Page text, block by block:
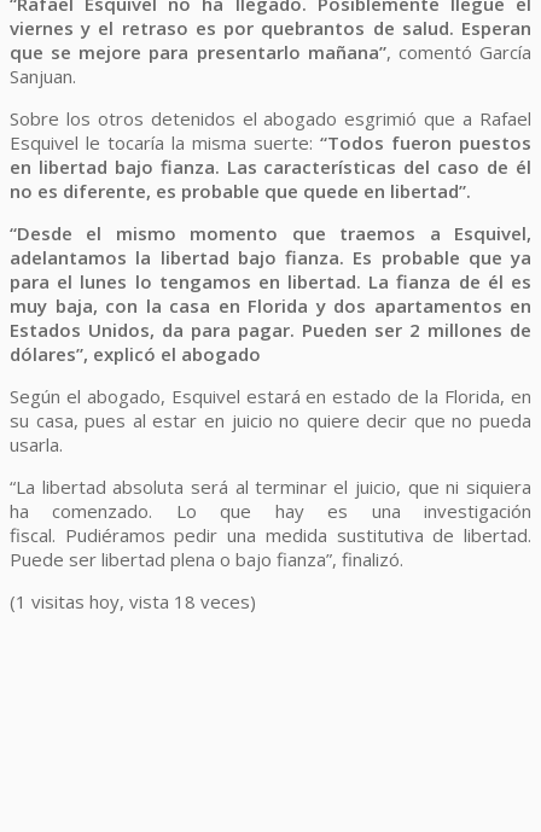
viernes y el retraso es por quebrantos de salud. Esperan
que se mejore para presentarlo mañana”, comentó García
Sanjuan.
Sobre los otros detenidos el abogado esgrimió que a Rafael
Esquivel le tocaría la misma suerte: “Todos fueron puestos
en libertad bajo fianza. Las características del caso de él
no es diferente, es probable que quede en libertad”.
“Desde el mismo momento que traemos a Esquivel,
adelantamos la libertad bajo fianza. Es probable que ya
para el lunes lo tengamos en libertad. La fianza de él es
muy baja, con la casa en Florida y dos apartamentos en
Estados Unidos, da para pagar. Pueden ser 2 millones de
dólares”, explicó el abogado
Según el abogado, Esquivel estará en estado de la Florida, en
su casa, pues al estar en juicio no quiere decir que no pueda
usarla.
“La libertad absoluta será al terminar el juicio, que ni siquiera
ha comenzado. Lo que hay es una investigación
fiscal. Pudiéramos pedir una medida sustitutiva de libertad.
Puede ser libertad plena o bajo fianza”, finalizó.
(1 visitas hoy, vista 18 veces)